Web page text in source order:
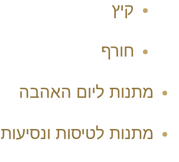
קיץ
חורף
מתנות ליום האהבה
מתנות לטיסות ונסיעות